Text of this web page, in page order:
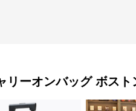
リーオンバッグ ボスト